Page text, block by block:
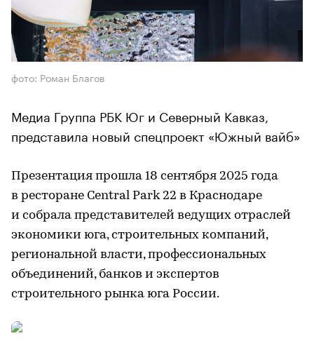
фото: Роман Благов
Медиа Группа РБК Юг и Северный Кавказ,
представила новый спецпроект «Южный вайб»
Презентация прошла 18 сентября 2025 года
в ресторане Central Park 22 в Краснодаре
и собрала представителей ведущих отраслей
экономики юга, строительных компаний,
региональной власти, профессиональных
объединений, банков и экспертов
строительного рынка юга России.